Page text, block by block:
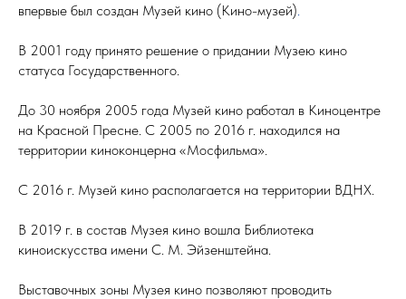
впервые был создан Музей кино (Кино-музей)
В 2001 году принято решение о придании Музею кино
статуса Государственного.
До 30 ноября 2005 года Музей кино работал в Киноцентре
на Красной Пресне. С 2005 по 2016 г. находился на
территории киноконцерна «Мосфильма».
С 2016 г. Музей кино располагается на территории ВДНХ.
В 2019 г. в состав Музея кино вошла Библиотека
киноискусства имени С. М. Эйзенштейна.
Выставочных зоны Музея кино позволяют проводить